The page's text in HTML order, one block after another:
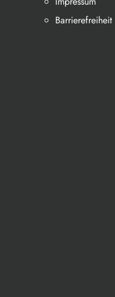
Barrierefreiheit